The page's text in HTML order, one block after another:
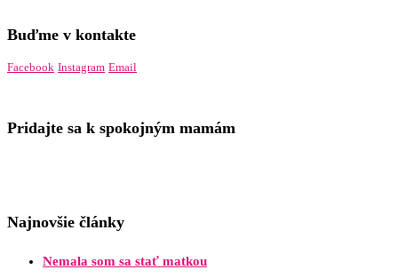
Buďme v kontakte
Facebook Instagram Email
Pridajte sa k spokojným mamám
Najnovšie články
Nemala som sa stať matkou